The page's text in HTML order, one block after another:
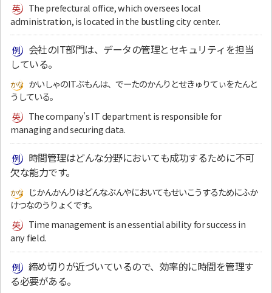
The prefectural office, which oversees local
administration, is located in the bustling city center.
会社のIT部門は、データの管理とセキュリティを担当
している。
かいしゃのITぶもんは、でーたのかんりとせきゅりてぃをたんと
うしている。
The company’s IT department is responsible for
managing and securing data.
時間管理はどんな分野においても成功するために不可
欠な能力です。
じかんかんりはどんなぶんやにおいてもせいこうするためにふか
けつなのうりょくです。
Time management is an essential ability for success in
any field.
締め切りが近づいているので、効率的に時間を管理す
る必要がある。